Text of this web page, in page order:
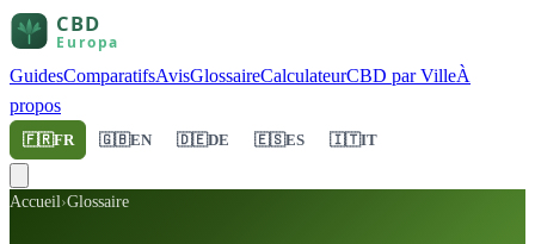
GuidesComparatifsAvisGlossaireCalculateurCBD par VilleÀ
propos
🇫🇷FR 🇬🇧EN 🇩🇪DE 🇪🇸ES 🇮🇹IT
Accueil›Glossaire